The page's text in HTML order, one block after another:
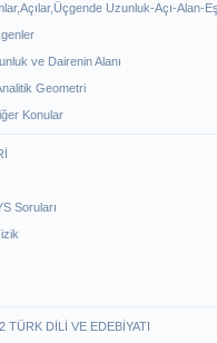
Uzunluk-Açı-Alan-
ve Dairenin Alanı
Geometri
Konular
Soruları
TÜRK DİLİ VE EDEBİYATI